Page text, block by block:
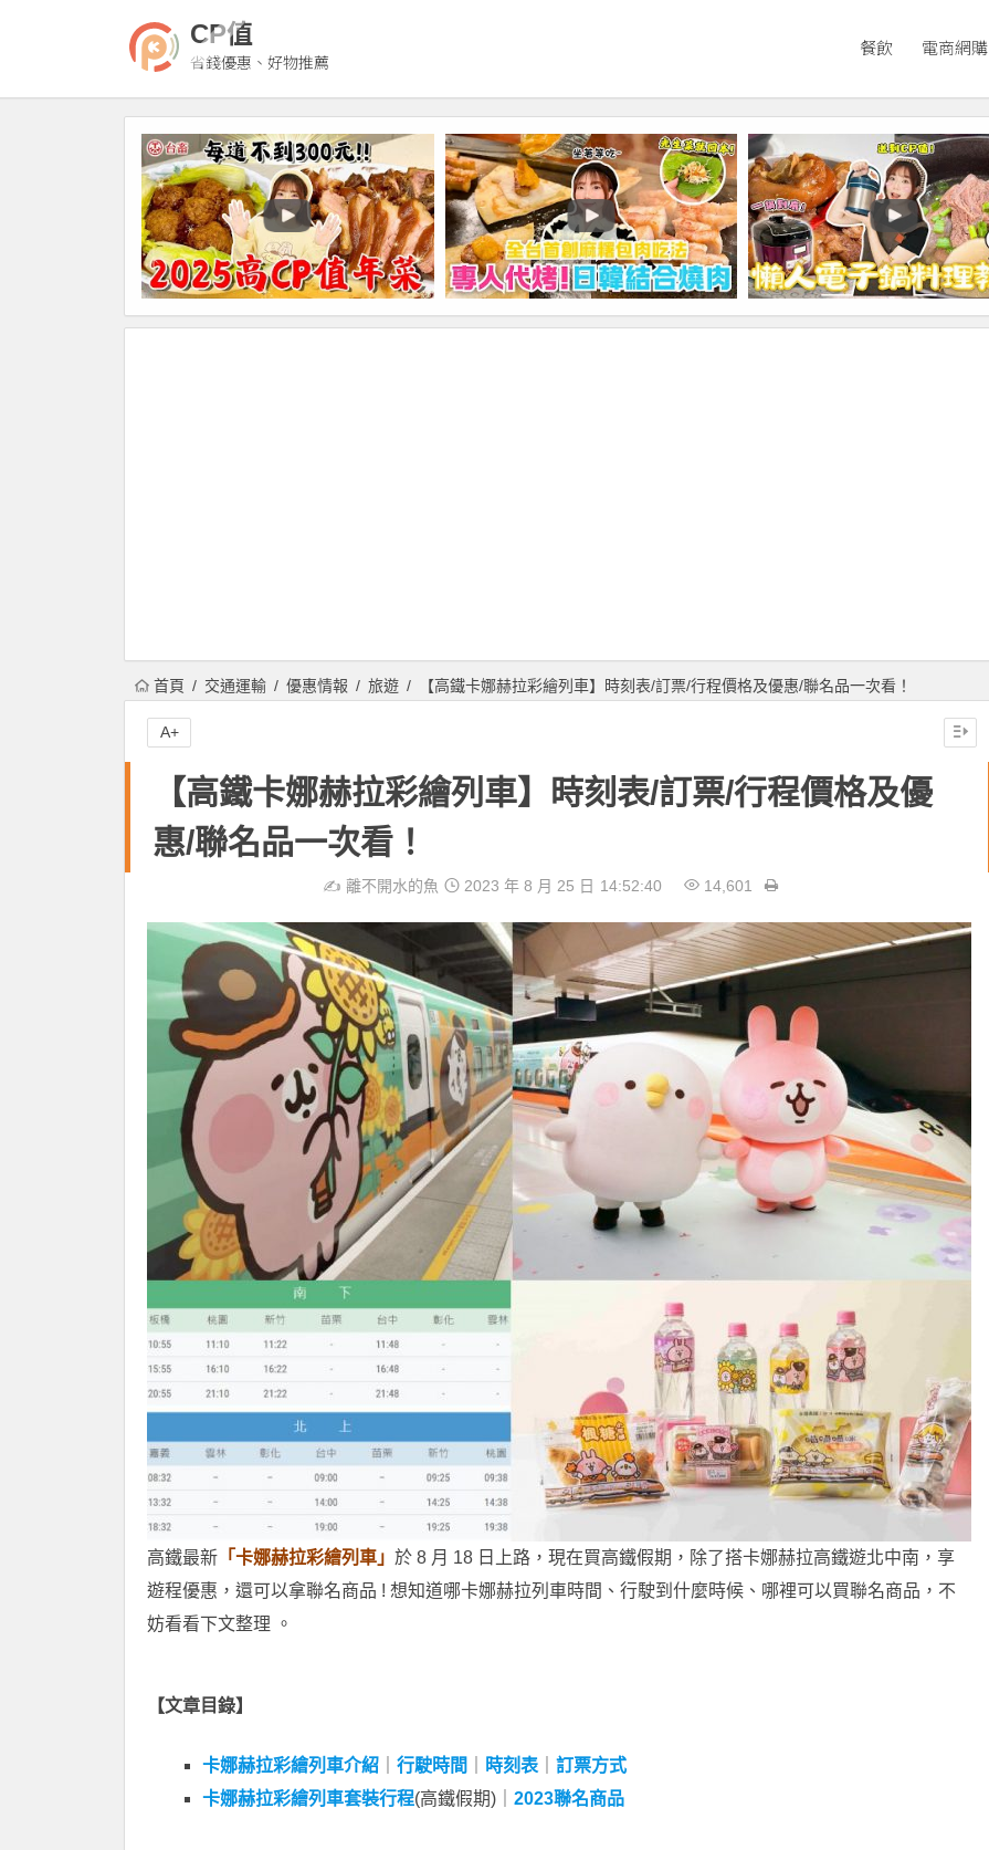
CP值
省錢優惠、好物推薦
餐飲 電商網購
首頁 交通運輸 優惠情報 旅遊 【高鐵卡娜赫拉彩繪列車】時刻表/訂票/行程價格及優惠/聯名品一次看！
【高鐵卡娜赫拉彩繪列車】時刻表/訂票/行程價格及優
惠/聯名品一次看！
✍️離不開水的魚 2023 年 8 月 25 日 14:52:40 14,601
高鐵最新 「卡娜赫拉彩繪列車」 於 8 月 18 日上路，現在買高鐵假期，除了搭卡娜赫拉高鐵遊北中南，享
遊程優惠，還可以拿聯名商品 ! 想知道哪卡娜赫拉列車時間、行駛到什麼時候、哪裡可以買聯名商品，不
妨看看下文整理 。
【文章目錄】
卡娜赫拉彩繪列車介紹 行駛時間 時刻表
訂票方式
卡娜赫拉彩繪列車套裝行程(高鐵假期)｜ 2023聯名商品
A+